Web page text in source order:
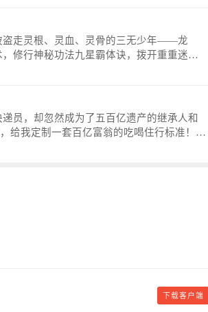
盗走灵根、灵血、灵骨的三无少年——龙
修行神秘功法九星霸体诀，拨开重重迷
众号：平凡魔术师,或者搜索：pingfanmosh
利多多！
员，却忽然成为了五百亿遗产的继承人和
下载客户端